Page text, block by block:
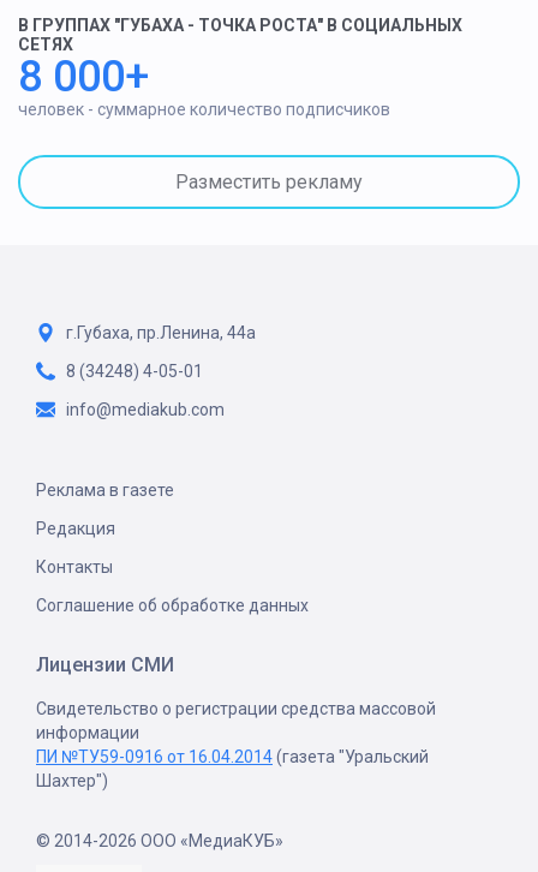
В ГРУППАХ "ГУБАХА - ТОЧКА РОСТА" В СОЦИАЛЬНЫХ
СЕТЯХ
8 000+
человек - суммарное количество подписчиков
Разместить рекламу
г.Губаха, пр.Ленина, 44а
8 (34248) 4-05-01
info@mediakub.com
Реклама в газете
Редакция
Контакты
Соглашение об обработке данных
Лицензии СМИ
Свидетельство о регистрации средства массовой
информации
ПИ №ТУ59-0916 от 16.04.2014(газета "Уральский
Шахтер")
© 2014-2026 ООО «МедиаКУБ»